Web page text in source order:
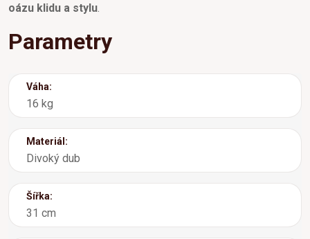
oázu klidu a stylu
Parametry
Váha:
16 kg
Materiál:
Divoký dub
Šířka:
31 cm